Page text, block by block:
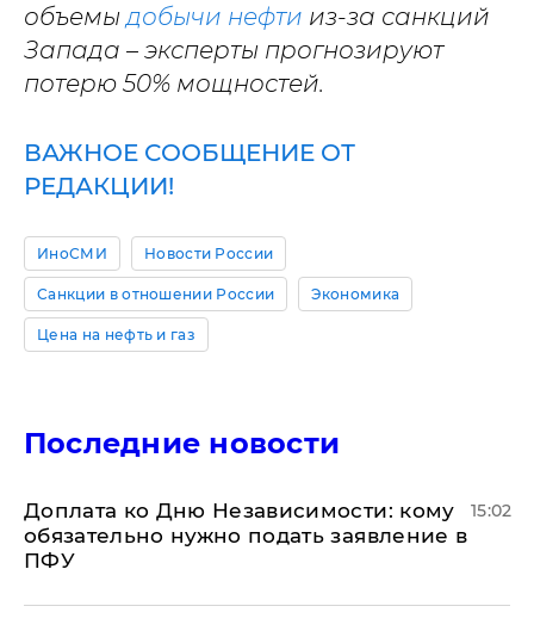
объемыдобычи нефти из-за санкций
Запада – эксперты прогнозируют
потерю 50% мощностей.
ВАЖНОЕ СООБЩЕНИЕ ОТ
РЕДАКЦИИ!
ИноСМИ Новости России
Санкции в отношении России Экономика
Цена на нефть и газ
Последние новости
Доплата ко Дню Независимости: кому
обязательно нужно подать заявление в
ПФУ
15:02